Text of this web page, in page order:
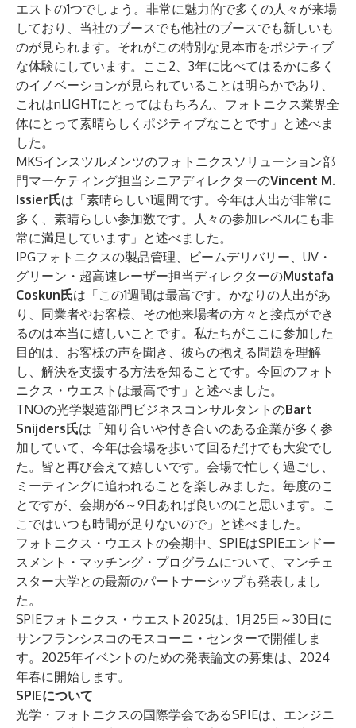
エストの1つでしょう。非常に魅力的で多くの人々が来場
しており、当社のブースでも他社のブースでも新しいも
のが見られます。それがこの特別な見本市をポジティブ
な体験にしています。ここ2、3年に比べてはるかに多く
のイノベーションが見られていることは明らかであり、
これはnLIGHTにとってはもちろん、フォトニクス業界全
体にとって素晴らしくポジティブなことです」と述べま
した。
MKSインスツルメンツのフォトニクスソリューション部
門マーケティング担当シニアディレクターのVincent M.
Issier氏は「素晴らしい1週間です。今年は人出が非常に
多く、素晴らしい参加数です。人々の参加レベルにも非
常に満足しています」と述べました。
IPGフォトニクスの製品管理、ビームデリバリー、UV・
グリーン・超高速レーザー担当ディレクターのMustafa
Coskun氏は「この1週間は最高です。かなりの人出があ
り、同業者やお客様、その他来場者の方々と接点ができ
るのは本当に嬉しいことです。私たちがここに参加した
目的は、お客様の声を聞き、彼らの抱える問題を理解
し、解決を支援する方法を知ることです。今回のフォト
ニクス・ウエストは最高です」と述べました。
TNOの光学製造部門ビジネスコンサルタントのBart
Snijders氏は「知り合いや付き合いのある企業が多く参
加していて、今年は会場を歩いて回るだけでも大変でし
た。皆と再び会えて嬉しいです。会場で忙しく過ごし、
ミーティングに追われることを楽しみました。毎度のこ
とですが、会期が6～9日あれば良いのにと思います。こ
こではいつも時間が足りないので」と述べました。
フォトニクス・ウエストの会期中、SPIEはSPIEエンドー
スメント・マッチング・プログラムについて、マンチェ
スター大学との最新のパートナーシップも発表しまし
た。
SPIEフォトニクス・ウエスト2025は、1月25日～30日に
サンフランシスコのモスコーニ・センターで開催しま
す。2025年イベントのための発表論文の募集は、2024
年春に開始します。
SPIEについて
光学・フォトニクスの国際学会であるSPIEは、エンジニ